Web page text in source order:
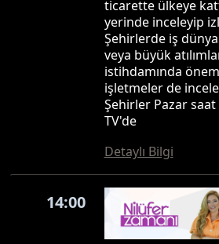
ticarette ülkeye
yerinde inceleyip
Şehirlerde iş
veya büyük
istihdamında
işletmeler de
Şehirler Pazar saat
TV'de
Detaylı Bilgi
14:00